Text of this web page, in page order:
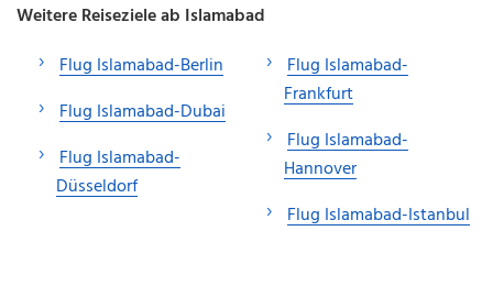
Weitere Reiseziele ab Islamabad
Flug Islamabad-Berlin
Flug Islamabad-Dubai
Flug Islamabad-
Düsseldorf
Flug Islamabad-
Frankfurt
Flug Islamabad-
Hannover
Flug Islamabad-Istanbul